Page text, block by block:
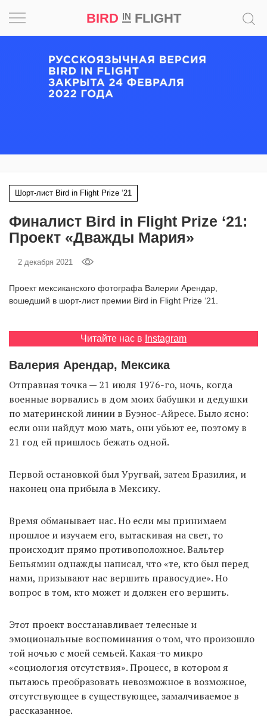
BIRD INFLIGHT
EN
UA
Шорт-лист Bird in Flight Prize ‘21
Финалист Bird in Flight Prize ‘21:
Проект «Дважды Мария»
2 декабря 2021
Проект мексиканского фотографа Валерии Арендар,
вошедший в шорт-лист премии Bird in Flight Prize ‘21.
Читайте нас в Instagram
Валерия Арендар, Мексика
Отправная точка — 21 июля 1976-го, ночь, когда
военные ворвались в дом моих бабушки и дедушки
по материнской линии в Буэнос-Айресе. Было ясно:
если они найдут мою мать, они убьют ее, поэтому в
21 год ей пришлось бежать одной.
Первой остановкой был Уругвай, затем Бразилия, и
наконец она прибыла в Мексику.
Время обманывает нас. Но если мы принимаем
прошлое и изучаем его, вытаскивая на свет, то
происходит прямо противоположное. Вальтер
Беньямин однажды написал, что «те, кто был перед
нами, призывают нас вершить правосудие». Но
вопрос в том, кто может и должен его вершить.
Этот проект восстанавливает телесные и
эмоциональные воспоминания о том, что произошло
той ночью с моей семьей. Какая-то микро
«социология отсутствия». Процесс, в котором я
пытаюсь преобразовать невозможное в возможное,
отсутствующее в существующее, замалчиваемое в
рассказанное.